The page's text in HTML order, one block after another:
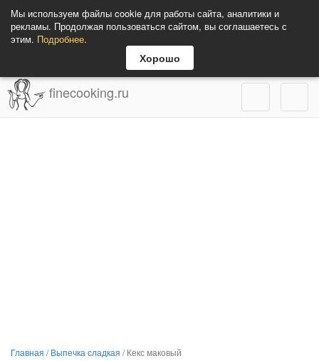
Мы используем файлы cookie для работы сайта, аналитики и
рекламы. Продолжая пользоваться сайтом, вы соглашаетесь с
этим. Подробнее.
Хорошо
finecooking.ru
Главная /Выпечка сладкая /Кекс маковый